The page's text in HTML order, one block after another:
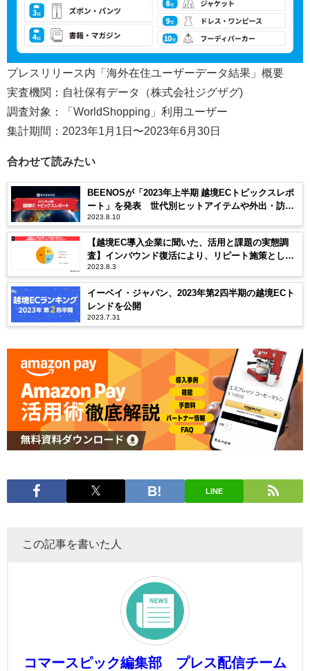
プレスリリース内「海外在住ユーザーデータ結果」概要
実査機関：自社保有データ（株式会社ジグザグ)
調査対象：「WorldShopping」利用ユーザー
集計期間：2023年1月1日〜2023年6月30日
合わせて読みたい
BEENOSが「2023年上半期 越境ECトピックスレポ
ート」を発表 世代別ヒットアイテムや外出・訪日
への期待が伺える動きも紹介
2023.8.10
【越境EC導入企業に聞いた、活用と課題の実態調
査】インバウンド復活により、リピート施策として
越境ECの利用意向は7割
2023.8.3
イーベイ・ジャパン、2023年第2四半期の越境ECト
レンドを公開
2023.7.31
LINE
この記事を書いた人
コマースピック編集部 プレス配信チーム